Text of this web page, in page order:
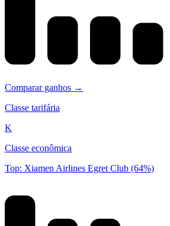
Comparar ganhos →
Classe tarifária
K
Classe econômica
Top: Xiamen Airlines Egret Club (64%)